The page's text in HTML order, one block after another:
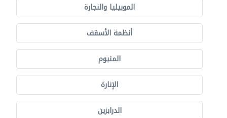
الموبيليا والنجارة
أنظمة الأسقف
المنيوم
الإنارة
الدرابزين